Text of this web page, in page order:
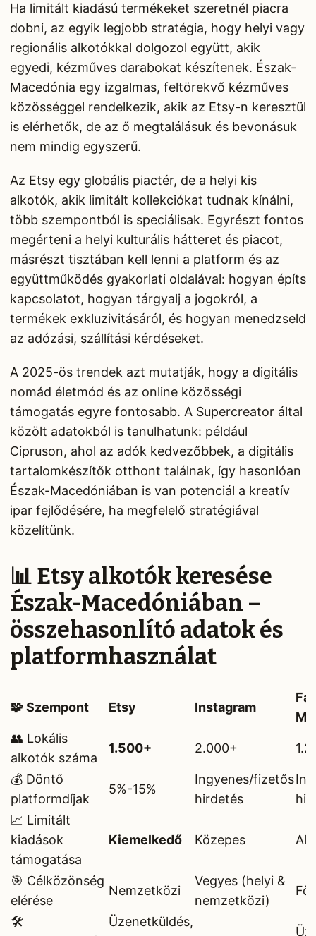
Ha limitált kiadású termékeket szeretnél piacra
dobni, az egyik legjobb stratégia, hogy helyi vagy
regionális alkotókkal dolgozol együtt, akik
egyedi, kézműves darabokat készítenek. Észak-
Macedónia egy izgalmas, feltörekvő kézműves
közösséggel rendelkezik, akik az Etsy-n keresztül
is elérhetők, de az ő megtalálásuk és bevonásuk
nem mindig egyszerű.
Az Etsy egy globális piactér, de a helyi kis
alkotók, akik limitált kollekciókat tudnak kínálni,
több szempontból is speciálisak. Egyrészt fontos
megérteni a helyi kulturális hátteret és piacot,
másrészt tisztában kell lenni a platform és az
együttműködés gyakorlati oldalával: hogyan építs
kapcsolatot, hogyan tárgyalj a jogokról, a
termékek exkluzivitásáról, és hogyan menedzseld
az adózási, szállítási kérdéseket.
A 2025-ös trendek azt mutatják, hogy a digitális
nomád életmód és az online közösségi
támogatás egyre fontosabb. A Supercreator által
közölt adatokból is tanulhatunk: például
Cipruson, ahol az adók kedvezőbbek, a digitális
tartalomkészítők otthont találnak, így hasonlóan
Észak-Macedóniában is van potenciál a kreatív
ipar fejlődésére, ha megfelelő stratégiával
közelítünk.
📊 Etsy alkotók keresése
Észak-Macedóniában –
összehasonlító adatok és
platformhasználat
🧩 Szempont Etsy Instagram
👥 Lokális
alkotók száma
1.500+ 2.000+
💰 Döntő
platformdíjak
5%-15%
Ingyenes/fizetős
hirdetés
📈 Limitált
kiadások
támogatása
Kiemelkedő Közepes
🎯 Célközönség
elérése
Nemzetközi
Vegyes (helyi &
nemzetközi)
🛠️
Üzenetküldés,